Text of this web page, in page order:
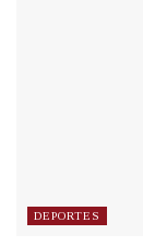
DEPORTES